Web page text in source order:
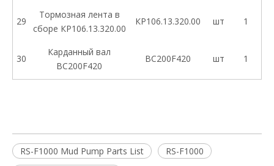
29
Тормозная лента в
сборе КР106.13.320.00
КР106.13.320.00 шт 1
30
Карданный вал
BC200F420
BC200F420 шт 1
RS-F1000 Mud Pump Parts List
RS-F1000